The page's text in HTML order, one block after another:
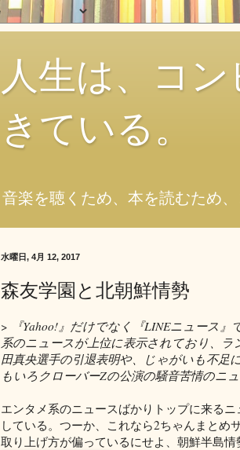
人生は、コ
きている。
音楽を聴くため、本を読むため
水曜日, 4月 12, 2017
森友学園と北朝鮮情勢
>
『Yahoo!』だけでなく『LINEニュース
系のニュースが上位に表示されており、
田真央選手の引退表明や、じゃがいも不足
もいろクローバーZの公演の騒音苦情のニ
エンタメ系のニュースばかりトップに来る
している。つーか、これなら2ちゃんまとめ
取り上げ方が偏っているにせよ、朝鮮半島情